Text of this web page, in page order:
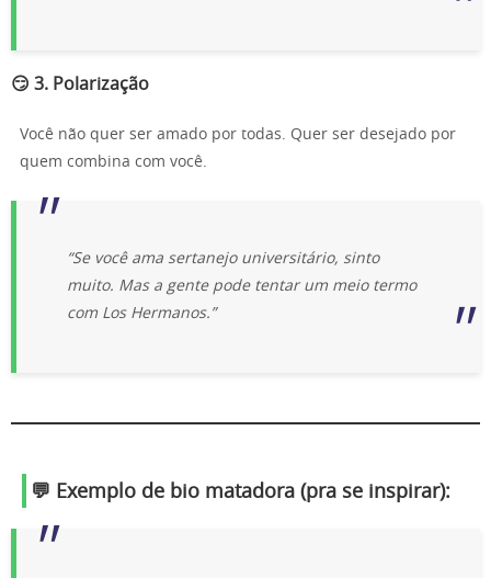
😏 3. Polarização
Você não quer ser amado por todas. Quer ser desejado por
quem combina com você.
“Se você ama sertanejo universitário, sinto
muito. Mas a gente pode tentar um meio termo
com Los Hermanos.”
💬 Exemplo de bio matadora (pra se inspirar):